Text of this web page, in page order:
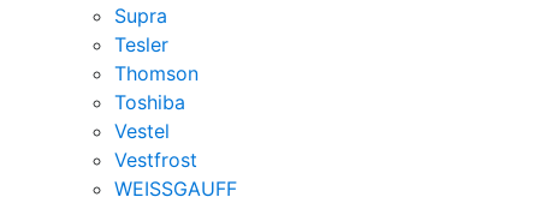
Supra
Tesler
Thomson
Toshiba
Vestel
Vestfrost
WEISSGAUFF